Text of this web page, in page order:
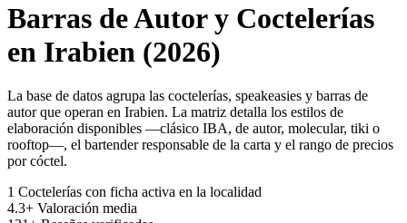
Barras de Autor y Coctelerías
en Irabien (2026)
La base de datos agrupa las coctelerías, speakeasies y barras de
autor que operan en Irabien. La matriz detalla los estilos de
elaboración disponibles —clásico IBA, de autor, molecular, tiki o
rooftop—, el bartender responsable de la carta y el rango de precios
por cóctel.
1 Coctelerías con ficha activa en la localidad
4.3+ Valoración media